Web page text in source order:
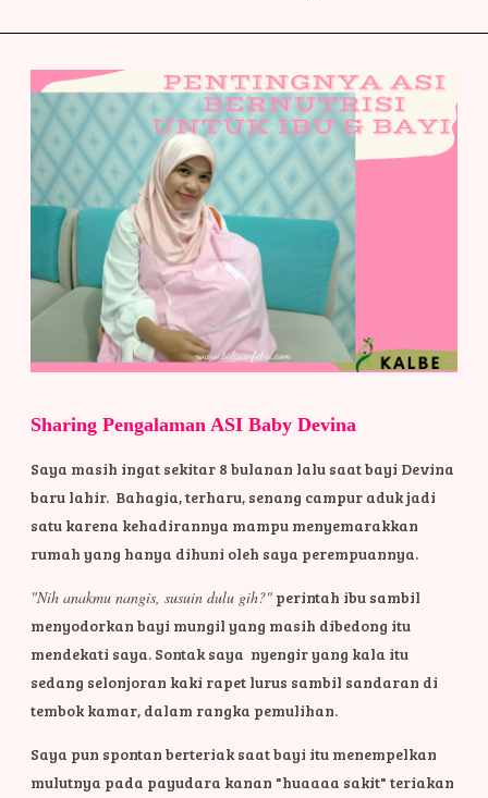
Sharing Pengalaman ASI Baby Devina
Saya masih ingat sekitar 8 bulanan lalu saat bayi Devina
baru lahir. Bahagia, terharu, senang campur aduk jadi
satu karena kehadirannya mampu menyemarakkan
rumah yang hanya dihuni oleh saya perempuannya.
"Nih anakmu nangis, susuin dulu gih?" perintah ibu sambil
menyodorkan bayi mungil yang masih dibedong itu
mendekati saya. Sontak saya nyengir yang kala itu
sedang selonjoran kaki rapet lurus sambil sandaran di
tembok kamar, dalam rangka pemulihan.
Saya pun spontan berteriak saat bayi itu menempelkan
mulutnya pada payudara kanan "huaaaa sakit" teriakan